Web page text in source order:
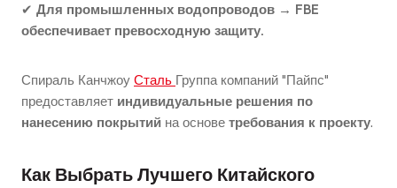
✔ Для промышленных водопроводов → FBE
обеспечивает превосходную защиту.
Спираль Канчжоу Сталь Группа компаний "Пайпс"
предоставляет индивидуальные решения по
нанесению покрытий на основе требования к проекту.
Как Выбрать Лучшего Китайского